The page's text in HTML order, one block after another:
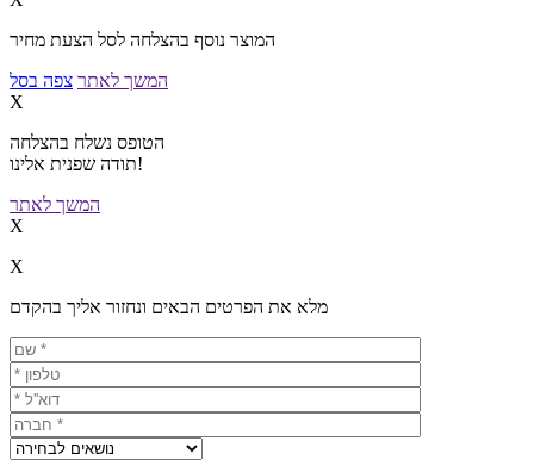
המוצר נוסף בהצלחה לסל הצעת מחיר
המשך לאתר צפה בסל
X
הטופס נשלח בהצלחה
תודה שפנית אלינו!
המשך לאתר
X
X
מלא את הפרטים הבאים ונחזור אליך בהקדם